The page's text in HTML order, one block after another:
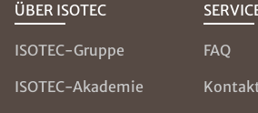
ÜBER ISOTEC
ISOTEC-Gruppe
ISOTEC-Akademie
FAQ